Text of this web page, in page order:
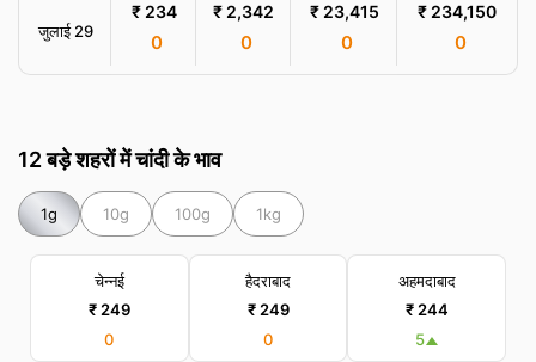
जुलाई 29
₹ 234
0
₹ 2,342
0
₹ 23,415
0
₹ 234,150
0
12 बड़े शहरों में चांदी के भाव
1g 10g 100g 1kg
चेन्नई
₹ 249
0
हैदराबाद
₹ 249
0
अहमदाबाद
₹ 244
5